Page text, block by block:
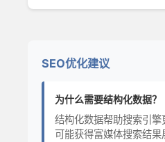
SEO优化建议
为什么需要结构化数据？
结构化数据帮助搜索引擎
可能获得富媒体搜索结果